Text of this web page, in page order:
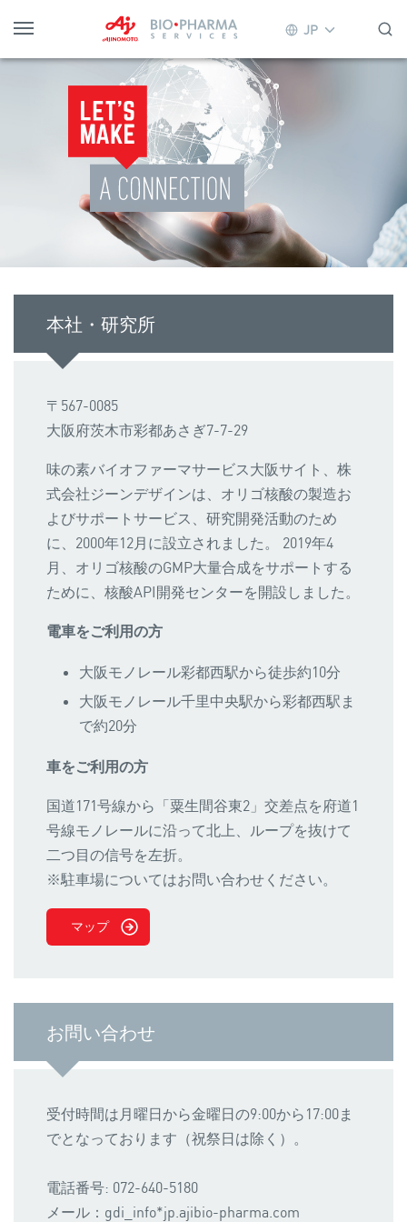
JP
本社・研究所
〒567-0085
大阪府茨木市彩都あさぎ7-7-29
味の素バイオファーマサービス大阪サイト、株
式会社ジーンデザインは、オリゴ核酸の製造お
よびサポートサービス、研究開発活動のため
に、2000年12月に設立されました。 2019年4
月、オリゴ核酸のGMP大量合成をサポートする
ために、核酸API開発センターを開設しました。
電車をご利用の方
大阪モノレール彩都西駅から徒歩約10分
大阪モノレール千里中央駅から彩都西駅ま
で約20分
車をご利用の方
国道171号線から「粟生間谷東2」交差点を府道1
号線モノレールに沿って北上、ループを抜けて
二つ目の信号を左折。
※駐車場についてはお問い合わせください。
マップ
お問い合わせ
受付時間は月曜日から金曜日の9:00から17:00ま
でとなっております（祝祭日は除く）。
電話番号: 072-640-5180
メール：gdi_info*jp.ajibio-pharma.com